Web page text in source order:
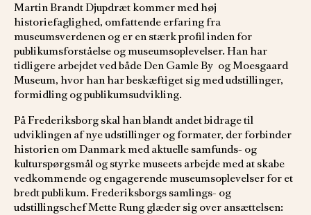
Martin Brandt Djupdræt kommer med høj
historiefaglighed, omfattende erfaring fra
museumsverdenen og er en stærk profil inden for
publikumsforståelse og museumsoplevelser. Han har
tidligere arbejdet ved både Den Gamle By og Moesgaard
Museum, hvor han har beskæftiget sig med udstillinger,
formidling og publikumsudvikling.
På Frederiksborg skal han blandt andet bidrage til
udviklingen af nye udstillinger og formater, der forbinder
historien om Danmark med aktuelle samfunds- og
kulturspørgsmål og styrke museets arbejde med at skabe
vedkommende og engagerende museumsoplevelser for et
bredt publikum. Frederiksborgs samlings- og
udstillingschef Mette Rung glæder sig over ansættelsen: